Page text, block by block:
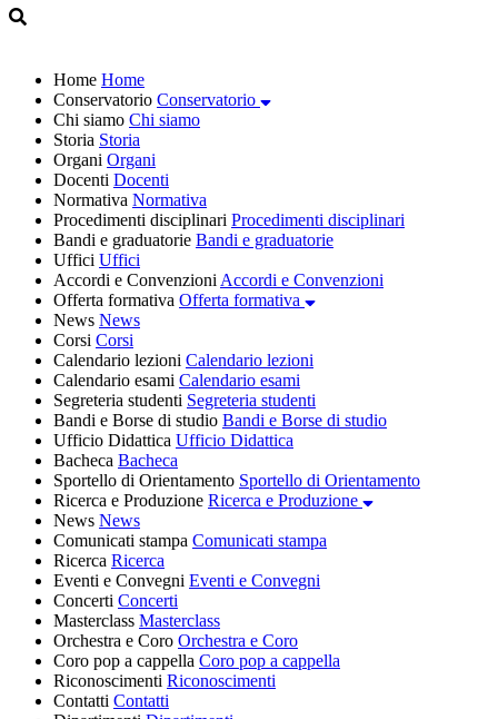
Home Home
Conservatorio Conservatorio
Chi siamo Chi siamo
Storia Storia
Organi Organi
Docenti Docenti
Normativa Normativa
Procedimenti disciplinari Procedimenti disciplinari
Bandi e graduatorie Bandi e graduatorie
Uffici Uffici
Accordi e Convenzioni Accordi e Convenzioni
Offerta formativa Offerta formativa
News News
Corsi Corsi
Calendario lezioni Calendario lezioni
Calendario esami Calendario esami
Segreteria studenti Segreteria studenti
Bandi e Borse di studio Bandi e Borse di studio
Ufficio Didattica Ufficio Didattica
Bacheca Bacheca
Sportello di Orientamento Sportello di Orientamento
Ricerca e Produzione Ricerca e Produzione
News News
Comunicati stampa Comunicati stampa
Ricerca Ricerca
Eventi e Convegni Eventi e Convegni
Concerti Concerti
Masterclass Masterclass
Orchestra e Coro Orchestra e Coro
Coro pop a cappella Coro pop a cappella
Riconoscimenti Riconoscimenti
Contatti Contatti